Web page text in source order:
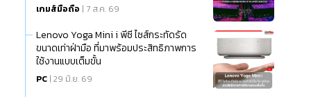
เกมส์มือถือ | 7 ส.ค. 69
Lenovo Yoga Mini i พีซี ไซส์กระทัดรัด
ขนาดเท่าฝ่ามือ ที่มาพร้อมประสิทธิภาพการ
ใช้งานแบบเต็มขั้น
PC | 29 มิ.ย. 69